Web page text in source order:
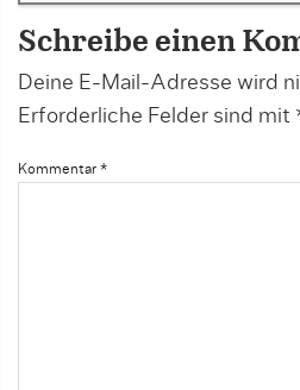
Schreibe einen
Deine E-Mail-Adresse wird
Erforderliche Felder sind mit
Kommentar *